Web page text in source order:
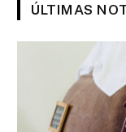
ÚLTIMAS